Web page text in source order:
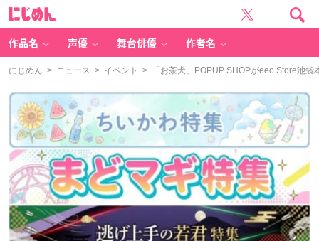
作品名 声優 舞台俳優 作者名
にじめん > ニュース > イベント > 「お茶犬」POPUP SHOPがeeo Store池袋